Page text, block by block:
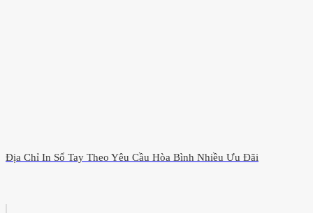
Địa Chỉ In Sổ Tay Theo Yêu Cầu Hòa Bình Nhiều Ưu Đãi